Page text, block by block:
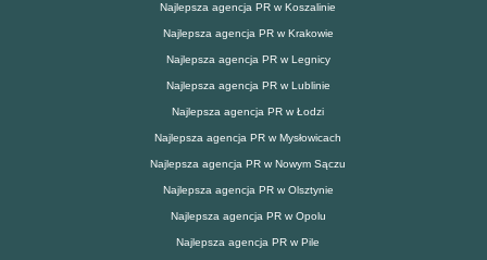
Najlepsza agencja PR w Koszalinie
Najlepsza agencja PR w Krakowie
Najlepsza agencja PR w Legnicy
Najlepsza agencja PR w Lublinie
Najlepsza agencja PR w Łodzi
Najlepsza agencja PR w Mysłowicach
Najlepsza agencja PR w Nowym Sączu
Najlepsza agencja PR w Olsztynie
Najlepsza agencja PR w Opolu
Najlepsza agencja PR w Pile